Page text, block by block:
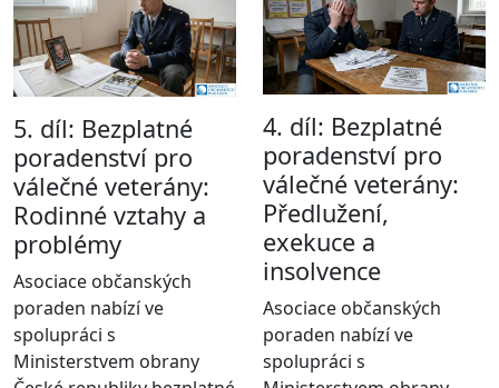
5. díl: Bezplatné
poradenství pro
válečné veterány:
Rodinné vztahy a
problémy
Asociace občanských
poraden nabízí ve
spolupráci s
Ministerstvem obrany
4. díl: Bezplatné
poradenství pro
válečné veterány:
Předlužení,
exekuce a
insolvence
Asociace občanských
poraden nabízí ve
spolupráci s